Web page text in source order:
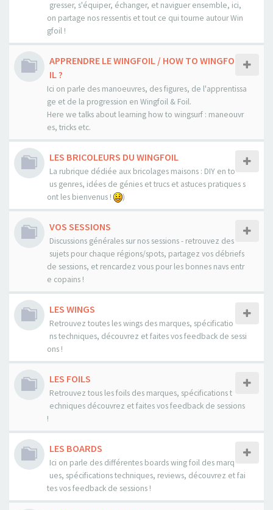
gresser, s'équiper, échanger, et naviguer ensemble, ici,
on partage nos ressentis et tout ce qui tourne autour Win
gfoil !
APPRENDRE LE WINGFOIL / HOW TO WINGFO
IL ?
Ici on parle des manoeuvres, des figures, de l'apprentissa
ge et de la progression en Wingfoil & Foil.
Here we talks about learning how to wingsurf : maneouvr
es, tricks etc.
LES BRICOLEURS DU WINGFOIL
La rubrique dédiée aux bricolages maisons : DIY en to
us genres, idées de génies et trucs et astuces pratiques s
ont les bienvenus !
)
VOS SESSIONS
Discussions générales sur nos sessions - retrouvez des
sujets pour chaque régions/spots, partagez vos débriefs
de sessions, et rencardez vous pour les bonnes navs entr
e copains !
LES WINGS
Retrouvez toutes les wings des marques, spécificatio
ns techniques, découvrez et faites vos feedback de sessi
ons !
LES FOILS
Retrouvez tous les foils des marques, spécifications t
echniques découvrez et faites vos feedback de sessions
!
LES BOARDS
Ici on parle des différentes boards wing foil des marq
ues, spécifications techniques, reviews, découvrez et fai
tes vos feedback de sessions !